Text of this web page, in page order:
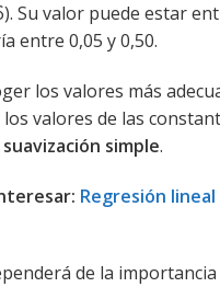
Su valor puede estar
entre 0,05 y 0,50.
los valores más
valores de las
simple.
Regresión lineal
de la